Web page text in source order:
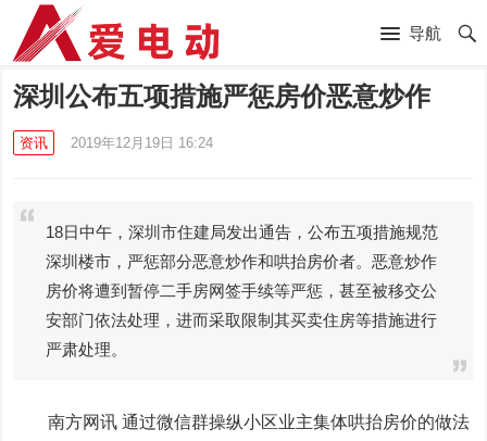
导航
深圳公布五项措施严惩房价恶意炒作
资讯 2019年12月19日 16:24
18日中午，深圳市住建局发出通告，公布五项措施规范
深圳楼市，严惩部分恶意炒作和哄抬房价者。恶意炒作
房价将遭到暂停二手房网签手续等严惩，甚至被移交公
安部门依法处理，进而采取限制其买卖住房等措施进行
严肃处理。
南方网讯 通过微信群操纵小区业主集体哄抬房价的做法